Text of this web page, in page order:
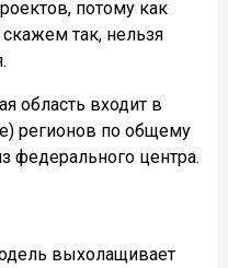
потому как
так, нельзя
область входит в
регионов по общему
федерального центра.
выхолащивает